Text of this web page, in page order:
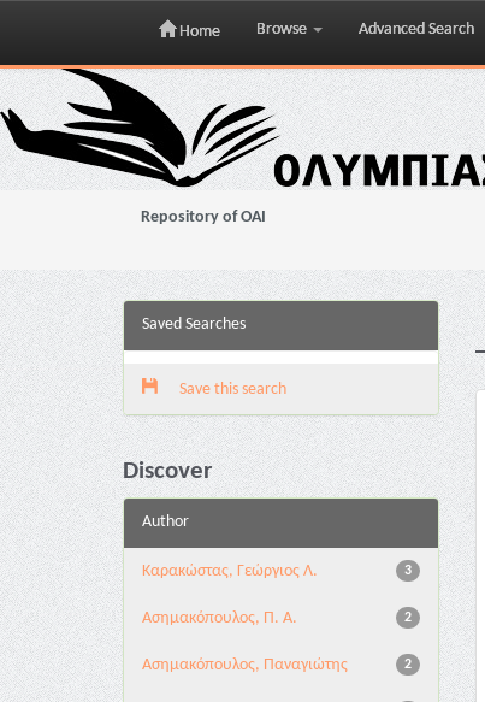
Skip
navigation
Home Browse Advanced Search
Repository of OAI
Saved Searches
Save this search
Discover
Author
3
Καρακώστας, Γεώργιος Λ.
2
Ασημακόπουλος, Π. Α.
2
Ασημακόπουλος, Παναγιώτης